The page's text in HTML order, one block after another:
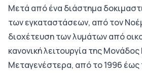
Μετά από ένα διάστημα
των εγκαταστάσεων, από τον
διοχέτευση των λυμάτων από
κανονική λειτουργία της
Μεταγενέστερα, από το 1996 έως